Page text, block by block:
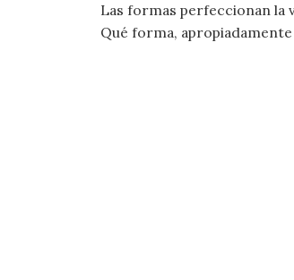
Las formas perfeccionan la
Qué forma,